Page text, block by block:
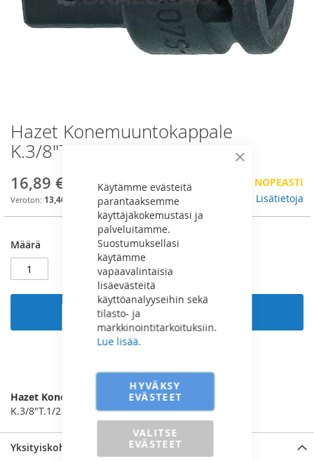
Sulje
Käytämme evästeitä
parantaaksemme
käyttäjäkokemustasi ja
palveluitamme.
Suostumuksellasi
käytämme
vapaavalintaisia
lisäevästeitä
käyttöanalyyseihin sekä
tilasto- ja
markkinointitarkoituksiin.
Lue lisää.
HYVÄKSY
EVÄSTEET
VALITSE
EVÄSTEET
Skip
to
the
of
the
Hazet Konemuuntokappale
K.3/8"T.1/2” - 8807S-1
16,89 €
13,46 €
VÄHÄN VARASTOSSA, TILAA NOPEASTI
Lisätietoja
Määrä
Lisää ostoskoriin
LISÄÄ VERTAILUUN
Hazet Konemuuntokappale
K.3/8"T.1/2
Yksityiskohdat